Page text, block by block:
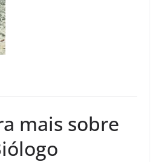
mais sobre